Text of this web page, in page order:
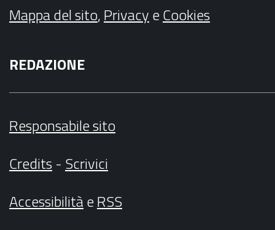
Mappa del sito,PrivacyeCookies
REDAZIONE
Responsabile sito
Credits- Scrivici
AccessibilitàeRSS